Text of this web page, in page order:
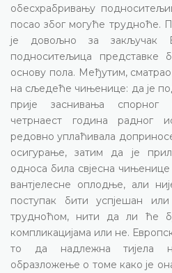
обесхрабривању
посао због могуће трудноће.
је довољно за закључак
подноситељица представке
основу пола. Међутим,
на сљедеће чињенице: да је
прије заснивања
четрнаест година радног
редовно уплаћивала
осигурање, затим да је
односа била свјесна
вантјелесне оплодње, али
поступак бити успјешан
трудноћом, нити да ли ће
компликацијама или не.
то да надлежна тијела
образложење о томе како је